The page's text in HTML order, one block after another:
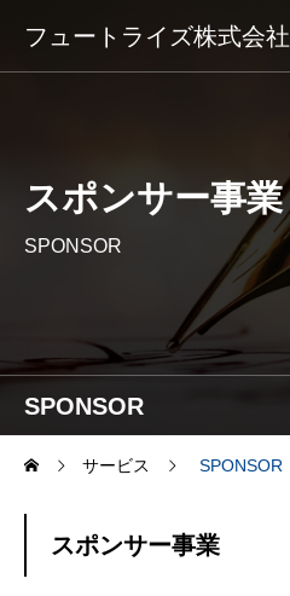
フュートライズ株式会社
SPONSOR
スポンサー事業
SPONSOR
サービス SPONSOR
スポンサー事業